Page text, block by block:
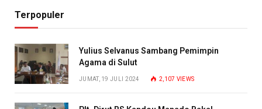
Terpopuler
Yulius Selvanus Sambang Pemimpin
Agama di Sulut
JUMAT, 19 JULI 2024 2,107 VIEWS